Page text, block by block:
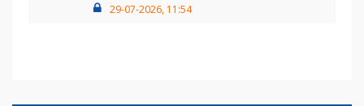
29-07-2026, 11:54